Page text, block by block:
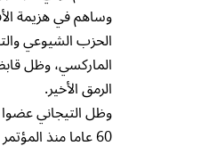
وساهم في هزيمة
الحزب الشيوعي
الماركسي، وظل
الرمق الأخير.
وظل التيجاني عضوا